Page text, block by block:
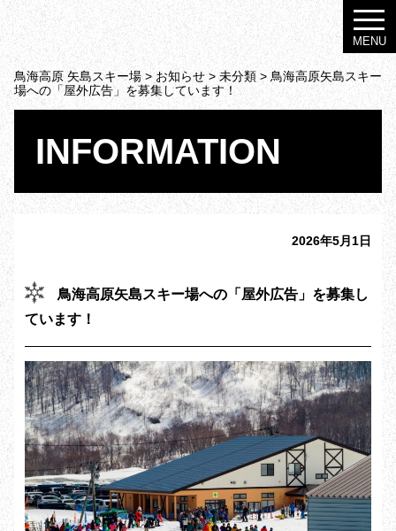
MENU
鳥海高原 矢島スキー場> お知らせ> 未分類 > 鳥海高原矢島スキー
場への「屋外広告」を募集しています！
INFORMATION
2026年5月1日
鳥海高原矢島スキー場への「屋外広告」を募集し
ています！